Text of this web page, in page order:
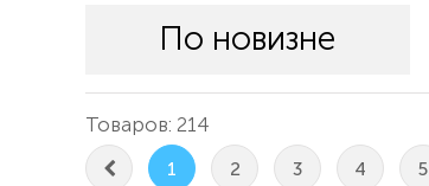
По новизне
Товаров: 214
1 2 3 4 5